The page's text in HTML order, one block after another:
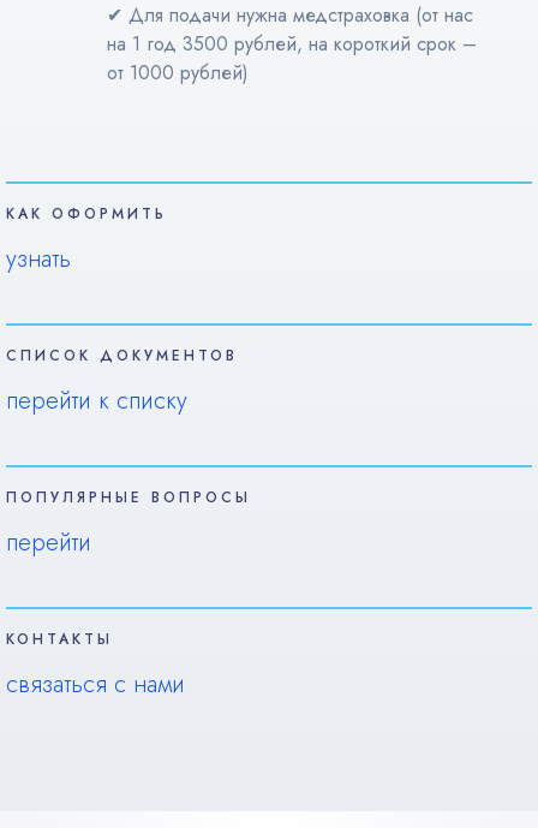
✔ Для подачи нужна медстраховка (от нас
на 1 год 3500 рублей, на короткий срок –
от 1000 рублей)
КАК ОФОРМИТЬ
узнать
СПИСОК ДОКУМЕНТОВ
перейти к списку
ПОПУЛЯРНЫЕ ВОПРОСЫ
перейти
КОНТАКТЫ
связаться с нами